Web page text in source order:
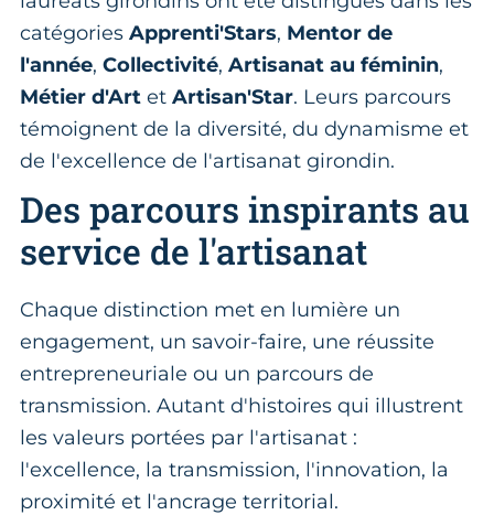
catégories Apprenti'Stars, Mentor de
l'année, Collectivité, Artisanat au féminin,
Métier d'Art et Artisan'Star. Leurs parcours
témoignent de la diversité, du dynamisme et
de l'excellence de l'artisanat girondin.
Des parcours inspirants au
service de l'artisanat
Chaque distinction met en lumière un
engagement, un savoir-faire, une réussite
entrepreneuriale ou un parcours de
transmission. Autant d'histoires qui illustrent
les valeurs portées par l'artisanat :
l'excellence, la transmission, l'innovation, la
proximité et l'ancrage territorial.